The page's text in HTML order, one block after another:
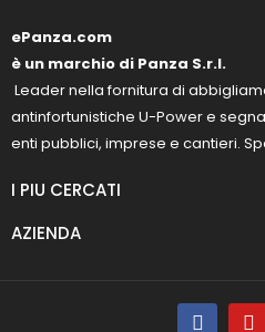
ePanza.com
è un marchio di Panza S.r.l.
Leader nella fornitura di
antinfortunistiche U-Power e
enti pubblici, imprese e cantieri.
I PIU CERCATI
AZIENDA